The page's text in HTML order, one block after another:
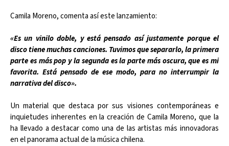
Camila Moreno, comenta así este lanzamiento:
«Es un vinilo doble, y está pensado así justamente porque el
disco tiene muchas canciones. Tuvimos que separarlo, la primera
parte es más pop y la segunda es la parte más oscura, que es mi
favorita. Está pensado de ese modo, para no interrumpir la
narrativa del disco».
Un material que destaca por sus visiones contemporáneas e
inquietudes inherentes en la creación de Camila Moreno, que la
ha llevado a destacar como una de las artistas más innovadoras
en el panorama actual de la música chilena.